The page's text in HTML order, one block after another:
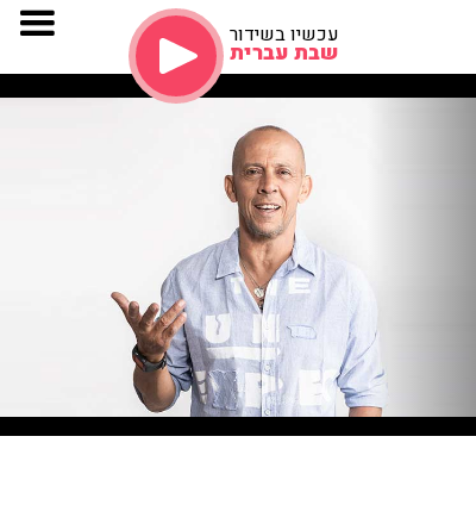
עכשיו בשידור
שבת עברית